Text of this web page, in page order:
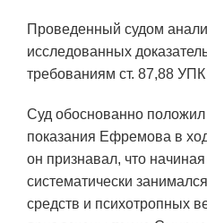
Проведенный судом
исследованных
требованиям ст. 87,88
Суд обоснованно положил
показания Ефремова в
он признавал, что
систематически
средств и психотропных